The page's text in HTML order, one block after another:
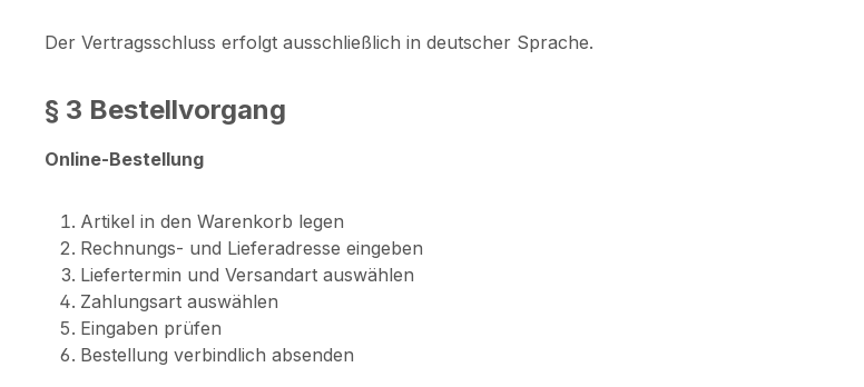
Der Vertragsschluss erfolgt ausschließlich in deutscher Sprache.
§ 3 Bestellvorgang
Online-Bestellung
Artikel in den Warenkorb legen
Rechnungs- und Lieferadresse eingeben
Liefertermin und Versandart auswählen
Zahlungsart auswählen
Eingaben prüfen
Bestellung verbindlich absenden